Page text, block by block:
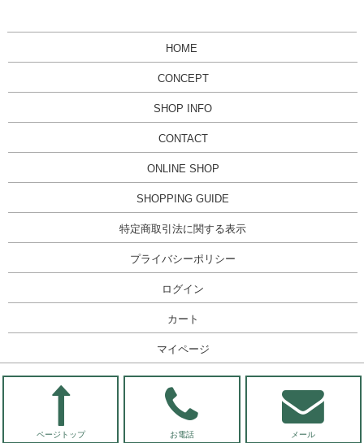
HOME
CONCEPT
SHOP INFO
CONTACT
ONLINE SHOP
SHOPPING GUIDE
特定商取引法に関する表示
プライバシーポリシー
ログイン
カート
マイページ
ページトップ お電話 メール